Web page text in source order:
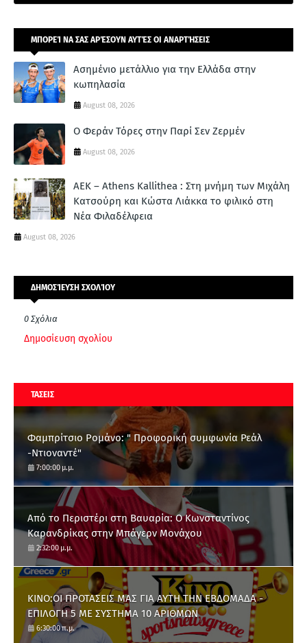
ΜΠΟΡΕΊ ΝΑ ΣΑΣ ΑΡΈΣΟΥΝ ΑΥΤΈΣ ΟΙ ΑΝΑΡΤΉΣΕΙΣ
Ασημένιο μετάλλιο για την Ελλάδα στην
κωπηλασία
August 08, 2026
Ο Φεράν Τόρες στην Παρί Σεν Ζερμέν
August 08, 2026
ΑΕΚ – Athens Kallithea : Στη μνήμη των Μιχάλη
Κατσούρη και Κώστα Λιάκκα το φιλικό στη
Νέα Φιλαδέλφεια
August 08, 2026
ΔΗΜΟΣΊΕΥΣΗ ΣΧΟΛΊΟΥ
0 Σχόλια
Δημοσίευση σχολίου
ΤΑΣΕΙΣ
Φαμπρίτσιο Ρομάνο: " Προφορική συμφωνία Ρεάλ
-Ντιοναντέ"
7:00:00 μ.μ.
Από το Περιστέρι στη Βαυαρία: O Κωνσταντίνος
Καρανδρίκας στην Μπάγερν Μονάχου
2:32:00 μ.μ.
ΚΙΝΟ:ΟΙ ΠΡΟΤΑΣΕΙΣ ΜΑΣ ΓΙΑ ΑΥΤΗ ΤΗΝ ΕΒΔΟΜΑΔΑ -
ΕΠΙΛΟΓΗ 5 ΜΕ ΣΥΣΤΗΜΑ 10 ΑΡΙΘΜΩΝ
6:30:00 π.μ.